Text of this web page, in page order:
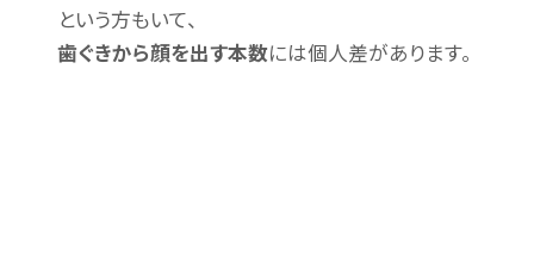
という方もいて、
歯ぐきから顔を出す本数には個人差があります。